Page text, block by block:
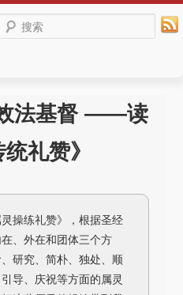
搜索
法基督 ——读
统礼赞》
操练礼赞》，根据圣经
、外在和团体三个方
研究、简朴、独处、顺
导、庆祝等方面的属灵